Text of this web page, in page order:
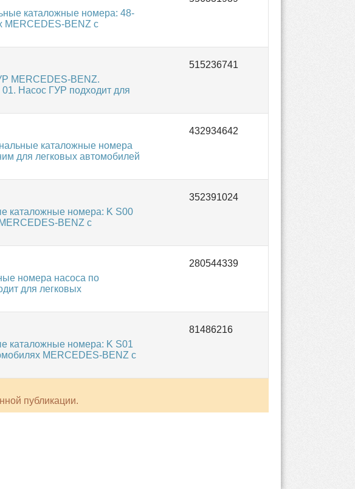
каталожные номера: 48-
MERCEDES-BENZ с
MERCEDES-BENZ.
Насос ГУР подходит для
каталожные номера
для легковых автомобилей
каталожные номера: K S00
BENZ с
номера насоса по
для легковых
каталожные номера: K S01
MERCEDES-BENZ с
публикации.